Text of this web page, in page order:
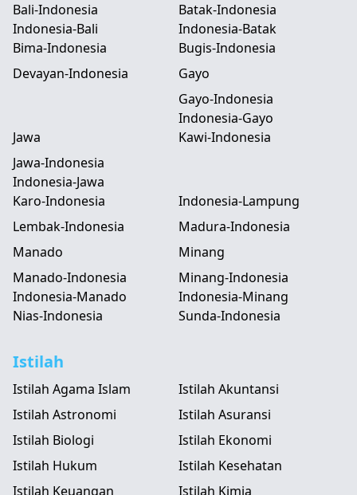
Bali-Indonesia
Indonesia-Bali
Batak-Indonesia
Indonesia-Batak
Bima-Indonesia
Bugis-Indonesia
Devayan-Indonesia
Gayo
Gayo-Indonesia
Indonesia-Gayo
Jawa
Jawa-Indonesia
Indonesia-Jawa
Kawi-Indonesia
Karo-Indonesia
Indonesia-Lampung
Lembak-Indonesia
Madura-Indonesia
Manado
Manado-Indonesia
Indonesia-Manado
Minang
Minang-Indonesia
Indonesia-Minang
Nias-Indonesia
Sunda-Indonesia
Istilah
Istilah Agama Islam
Istilah Akuntansi
Istilah Astronomi
Istilah Asuransi
Istilah Biologi
Istilah Ekonomi
Istilah Hukum
Istilah Kesehatan
Istilah Keuangan
Istilah Kimia